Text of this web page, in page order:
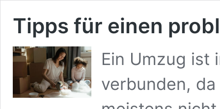
Tipps für einen
Ein Umzug ist
verbunden,